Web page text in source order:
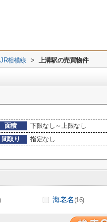
JR相模線 > 上溝駅の売買物件
面積 下限なし～上限なし
間取り
指定なし
海老名(16)